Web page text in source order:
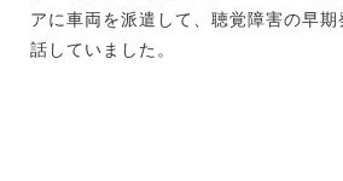
アに車両を派遣して、聴覚障害の早期
話していました。